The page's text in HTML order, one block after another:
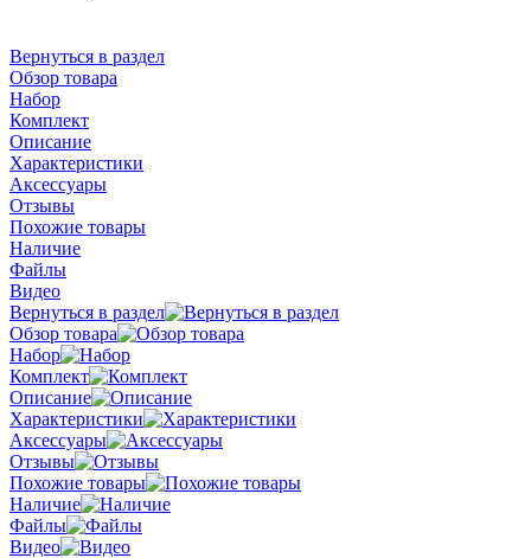
Вернуться в раздел
Обзор товара
Набор
Комплект
Описание
Характеристики
Аксессуары
Отзывы
Похожие товары
Наличие
Файлы
Видео
Вернуться в раздел
Обзор товара
Набор
Комплект
Описание
Характеристики
Аксессуары
Отзывы
Похожие товары
Наличие
Файлы
Видео